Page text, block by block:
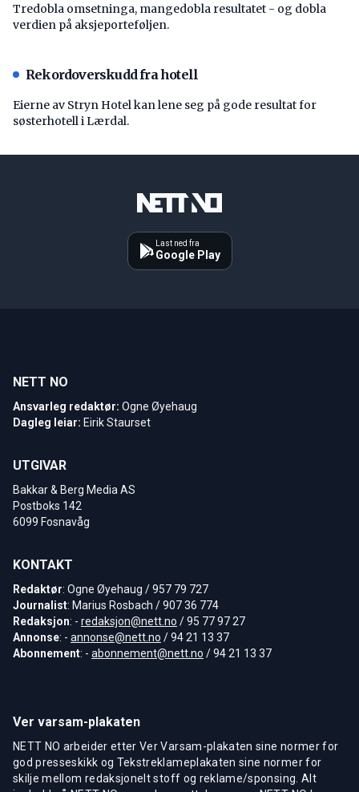
Tredobla omsetninga, mangedobla resultatet - og dobla
verdien på aksjeporteføljen.
Rekordoverskudd fra hotell
Eierne av Stryn Hotel kan lene seg på gode resultat for
søsterhotell i Lærdal.
Last ned fra
Google Play
NETT NO
Ansvarleg redaktør: Ogne Øyehaug
Dagleg leiar: Eirik Staurset
UTGIVAR
Bakkar & Berg Media AS
Postboks 142
6099 Fosnavåg
KONTAKT
Redaktør: Ogne Øyehaug / 957 79 727
Journalist: Marius Rosbach / 907 36 774
Redaksjon: - redaksjon@nett.no / 95 77 97 27
Annonse: - annonse@nett.no / 94 21 13 37
Abonnement: - abonnement@nett.no / 94 21 13 37
Ver varsam-plakaten
NETT NO arbeider etter Ver Varsam-plakaten sine normer for
god presseskikk og Tekstreklameplakaten sine normer for
skilje mellom redaksjonelt stoff og reklame/sponsing. Alt